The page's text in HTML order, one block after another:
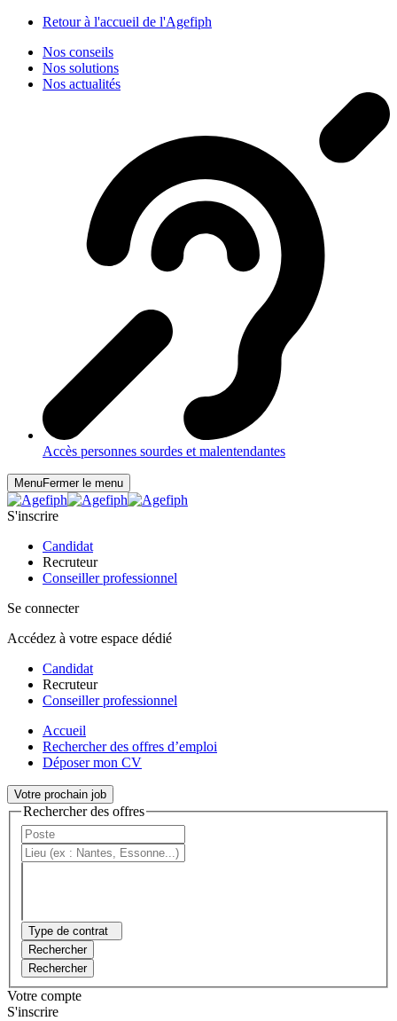
Retour à l'accueil de l'Agefiph
Nos conseils
Nos solutions
Nos actualités
Accès personnes sourdes et malentendantes
MenuFermer le menu
S'inscrire
Candidat
Recruteur
Conseiller professionnel
Se connecter
Accédez à votre espace dédié
Candidat
Recruteur
Conseiller professionnel
Accueil
Rechercher des offres d’emploi
Déposer mon CV
Votre prochain job
Rechercher des offres
Type de contrat
Rechercher
Rechercher
Votre compte
S'inscrire